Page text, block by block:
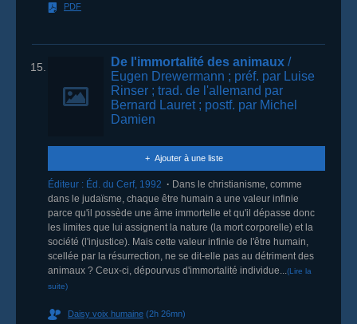
PDF
15. De l'immortalité des animaux /
Eugen Drewermann ; préf. par Luise
Rinser ; trad. de l'allemand par
Bernard Lauret ; postf. par Michel
Damien
Ajouter à une liste
Éditeur : Éd. du Cerf, 1992
Dans le christianisme, comme
dans le judaïsme, chaque être humain a une valeur infinie
parce qu'il possède une âme immortelle et qu'il dépasse donc
les limites que lui assignent la nature (la mort corporelle) et la
société (l'injustice). Mais cette valeur infinie de l'être humain,
scellée par la résurrection, ne se dit-elle pas au détriment des
animaux ? Ceux-ci, dépourvus d'immortalité individue...(Lire la
suite)
Daisy voix humaine (2h 26mn)